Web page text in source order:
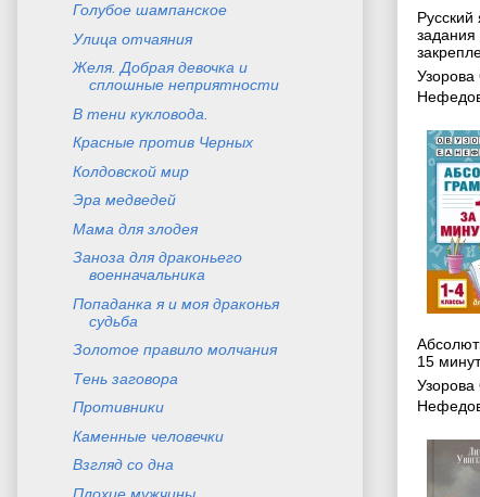
Русский
задания
Узорова
15
Узорова
Голубое шампанское
Улица отчаяния
Желя. Добрая девочка и
сплошные неприятности
В тени кукловода.
Красные против Черных
Колдовской мир
Эра медведей
Мама для злодея
Заноза для драконьего
военначальника
Попаданка я и моя драконья
судьба
Золотое правило молчания
Тень заговора
Противники
Каменные человечки
Взгляд со дна
Плохие мужчины